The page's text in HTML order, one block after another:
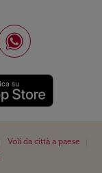
Voli da città a paese